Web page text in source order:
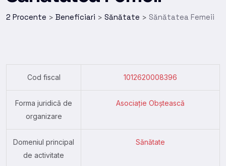
2 Procente > Beneficiari > Sănătate > Sănătatea Femeii
Cod fiscal 1012620008396
Forma juridică de
organizare
Asociație Obștească
Domeniul principal
de activitate
Sănătate